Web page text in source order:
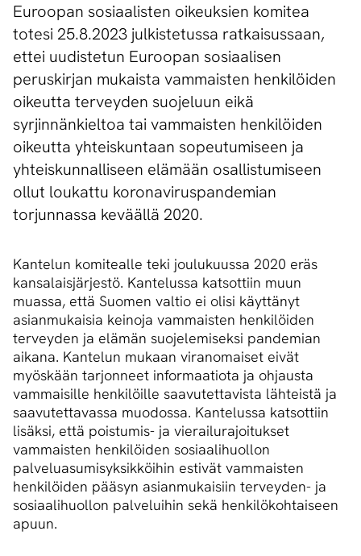
Euroopan sosiaalisten oikeuksien komitea
totesi 25.8.2023 julkistetussa ratkaisussaan,
ettei uudistetun Euroopan sosiaalisen
peruskirjan mukaista vammaisten henkilöiden
oikeutta terveyden suojeluun eikä
syrjinnänkieltoa tai vammaisten henkilöiden
oikeutta yhteiskuntaan sopeutumiseen ja
yhteiskunnalliseen elämään osallistumiseen
ollut loukattu koronaviruspandemian
torjunnassa keväällä 2020.
Kantelun komitealle teki joulukuussa 2020 eräs
kansalaisjärjestö. Kantelussa katsottiin muun
muassa, että Suomen valtio ei olisi käyttänyt
asianmukaisia keinoja vammaisten henkilöiden
terveyden ja elämän suojelemiseksi pandemian
aikana. Kantelun mukaan viranomaiset eivät
myöskään tarjonneet informaatiota ja ohjausta
vammaisille henkilöille saavutettavista lähteistä ja
saavutettavassa muodossa. Kantelussa katsottiin
lisäksi, että poistumis- ja vierailurajoitukset
vammaisten henkilöiden sosiaalihuollon
palveluasumisyksikköihin estivät vammaisten
henkilöiden pääsyn asianmukaisiin terveyden- ja
sosiaalihuollon palveluihin sekä henkilökohtaiseen
apuun.